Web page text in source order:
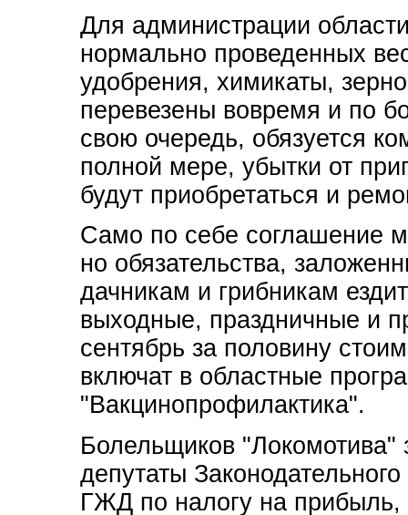
Для администрации
нормально проведенных
удобрения, химикаты,
перевезены вовремя и по
свою очередь, обязуется
полной мере, убытки от
будут приобретаться и
Само по себе соглашение
но обязательства,
дачникам и грибникам
выходные, праздничные и
сентябрь за половину
включат в областные
"Вакцинопрофилактика".
Болельщиков "Локомотива"
депутаты
ГЖД по налогу на